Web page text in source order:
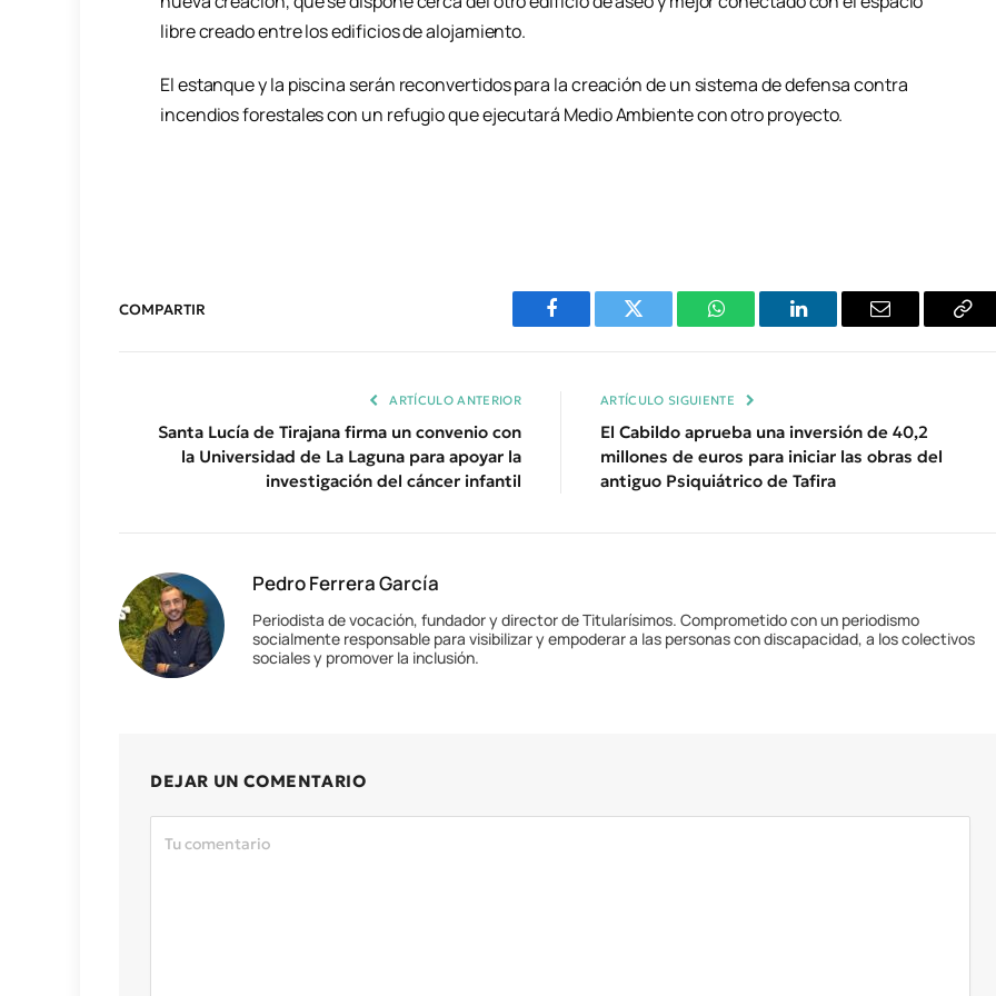
libre creado entre los edificios de alojamiento.
El estanque y la piscina serán reconvertidos para la creación de un sistema de defensa contra
incendios forestales con un refugio que ejecutará Medio Ambiente con otro proyecto.
COMPARTIR
Facebook Twitter WhatsAppLinkedIn Email
ARTÍCULO ANTERIOR
Santa Lucía de Tirajana firma un convenio con
la Universidad de La Laguna para apoyar la
investigación del cáncer infantil
ARTÍCULO SIGUIENTE
El Cabildo aprueba una inversión de 40,2
millones de euros para iniciar las obras del
antiguo Psiquiátrico de Tafira
Pedro Ferrera García
Periodista de vocación, fundador y director de Titularísimos. Comprometido con un periodismo
socialmente responsable para visibilizar y empoderar a las personas con discapacidad, a los colectivos
sociales y promover la inclusión.
DEJAR UN COMENTARIO